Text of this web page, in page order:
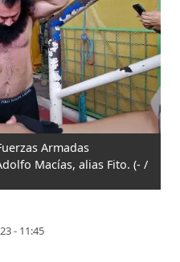
Armadas
Macías, alias Fito. (- /
- 11:45